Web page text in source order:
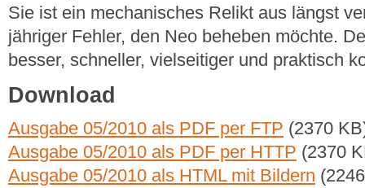
Sie ist ein mechanisches Relikt aus längst
jähriger Fehler, den Neo beheben möchte.
besser, schneller, vielseitiger und praktisch
Download
Ausgabe 05/2010 als PDF per FTP (2370
Ausgabe 05/2010 als PDF per HTTP (2370
Ausgabe 05/2010 als HTML mit Bildern